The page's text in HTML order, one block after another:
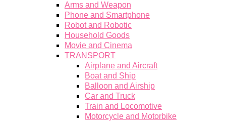
Arms and Weapon
Phone and Smartphone
Robot and Robotic
Household Goods
Movie and Cinema
TRANSPORT
Airplane and Aircraft
Boat and Ship
Balloon and Airship
Car and Truck
Train and Locomotive
Motorcycle and Motorbike